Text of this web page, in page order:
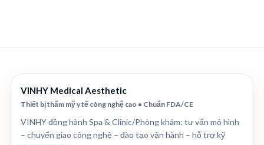
VINHY Medical Aesthetic
Thiết bị thẩm mỹ y tế công nghệ cao • Chuẩn FDA/CE
VINHY đồng hành Spa & Clinic/Phòng khám: tư vấn mô hình
– chuyển giao công nghệ – đào tạo vận hành – hỗ trợ kỹ